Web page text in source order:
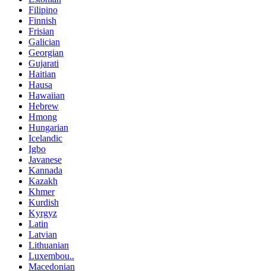
Filipino
Finnish
Frisian
Galician
Georgian
Gujarati
Haitian
Hausa
Hawaiian
Hebrew
Hmong
Hungarian
Icelandic
Igbo
Javanese
Kannada
Kazakh
Khmer
Kurdish
Kyrgyz
Latin
Latvian
Lithuanian
Luxembou..
Macedonian